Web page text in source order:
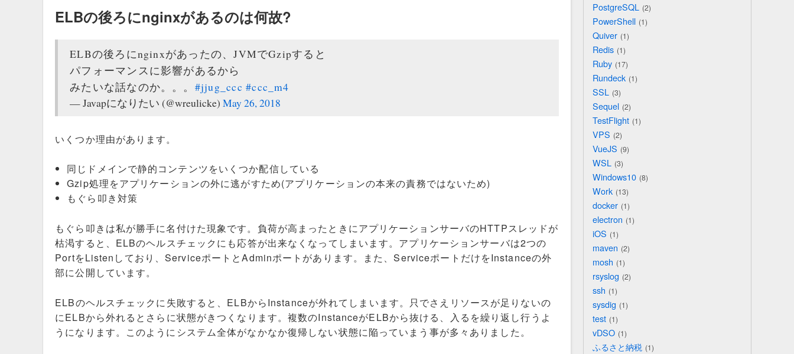
ELBの後ろにnginxがあるのは何故?
ELBの後ろにnginxがあったの、JVMでGzipすると
パフォーマンスに影響があるから
みたいな話なのか。。。 #jjug_ccc #ccc_m4
— Javapになりたい (@wreulicke)May 26, 2018
いくつか理由があります。
同じドメインで静的コンテンツをいくつか配信している
Gzip処理をアプリケーションの外に逃がすため(アプリケーションの本来の責務ではないため)
もぐら叩き対策
もぐら叩きは私が勝手に名付けた現象です。負荷が高まったときにアプリケーションサーバのHTTPスレッドが
枯渇すると、ELBのヘルスチェックにも応答が出来なくなってしまいます。アプリケーションサーバは2つの
PortをListenしており、ServiceポートとAdminポートがあります。また、ServiceポートだけをInstanceの外
部に公開しています。
ELBのヘルスチェックに失敗すると、ELBからInstanceが外れてしまいます。只でさえリソースが足りないの
にELBから外れるとさらに状態がきつくなります。複数のInstanceがELBから抜ける、入るを繰り返し行うよ
うになります。このようにシステム全体がなかなか復帰しない状態に陥っていまう事が多々ありました。
PostgreSQL 2
PowerShell 1
Quiver 1
Redis 1
Ruby 17
Rundeck 1
SSL 3
Sequel 2
TestFlight 1
VPS 2
VueJS 9
WSL 3
Windows10 8
Work 13
docker 1
electron 1
iOS 1
maven 2
mosh 1
rsyslog 2
ssh 1
sysdig 1
test 1
vDSO 1
ふるさと納税 1